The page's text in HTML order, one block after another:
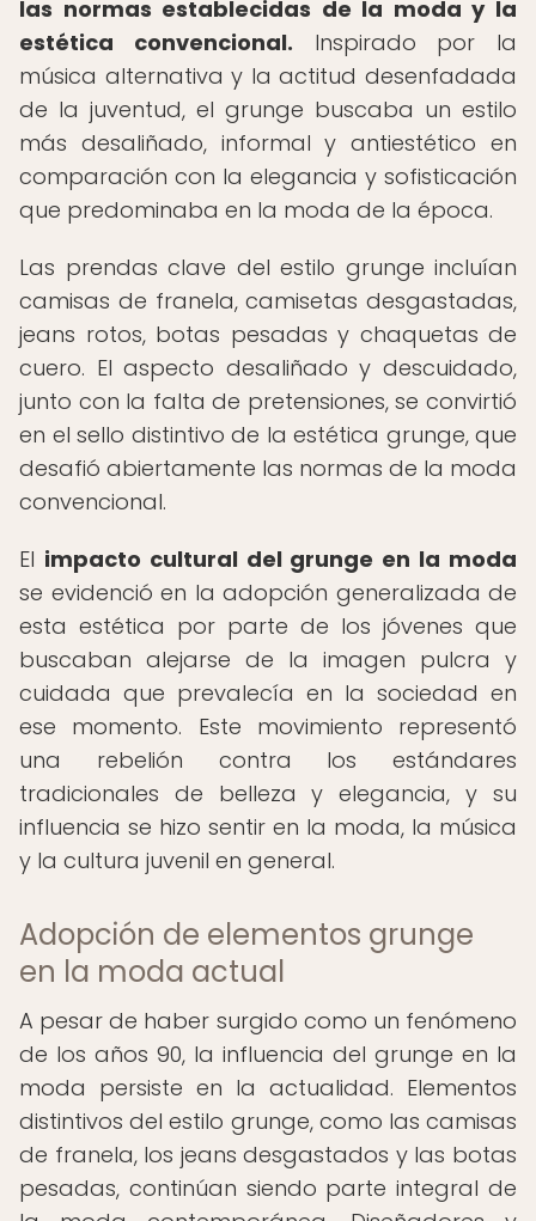
las normas establecidas de la moda y la
estética convencional. Inspirado por la
música alternativa y la actitud desenfadada
de la juventud, el grunge buscaba un estilo
más desaliñado, informal y antiestético en
comparación con la elegancia y sofisticación
que predominaba en la moda de la época.
Las prendas clave del estilo grunge incluían
camisas de franela, camisetas desgastadas,
jeans rotos, botas pesadas y chaquetas de
cuero. El aspecto desaliñado y descuidado,
junto con la falta de pretensiones, se convirtió
en el sello distintivo de la estética grunge, que
desafió abiertamente las normas de la moda
convencional.
El impacto cultural del grunge en la moda
se evidenció en la adopción generalizada de
esta estética por parte de los jóvenes que
buscaban alejarse de la imagen pulcra y
cuidada que prevalecía en la sociedad en
ese momento. Este movimiento representó
una rebelión contra los estándares
tradicionales de belleza y elegancia, y su
influencia se hizo sentir en la moda, la música
y la cultura juvenil en general.
Adopción de elementos grunge
en la moda actual
A pesar de haber surgido como un fenómeno
de los años 90, la influencia del grunge en la
moda persiste en la actualidad. Elementos
distintivos del estilo grunge, como las camisas
de franela, los jeans desgastados y las botas
pesadas, continúan siendo parte integral de